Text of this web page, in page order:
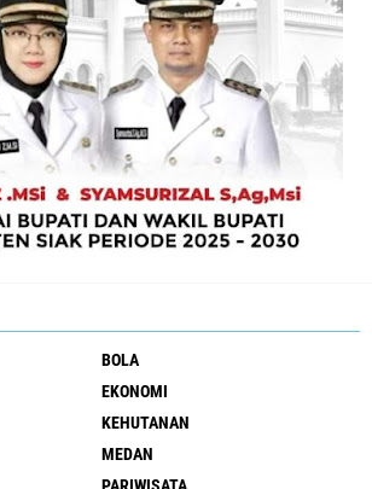
BOLA
EKONOMI
KEHUTANAN
MEDAN